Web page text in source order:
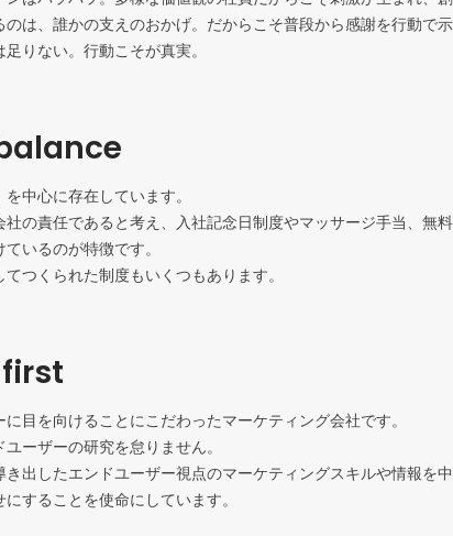
のは、誰かの支えのおかげ。だからこそ普段から感謝を行動で
りない。行動こそが真実。
中心に存在しています。
の責任であると考え、入社記念日制度やマッサージ手当、無
いるのが特徴です。
つくられた制度もいくつもあります。
目を向けることにこだわったマーケティング会社です。
ーザーの研究を怠りません。
出したエンドユーザー視点のマーケティングスキルや情報を
することを使命にしています。